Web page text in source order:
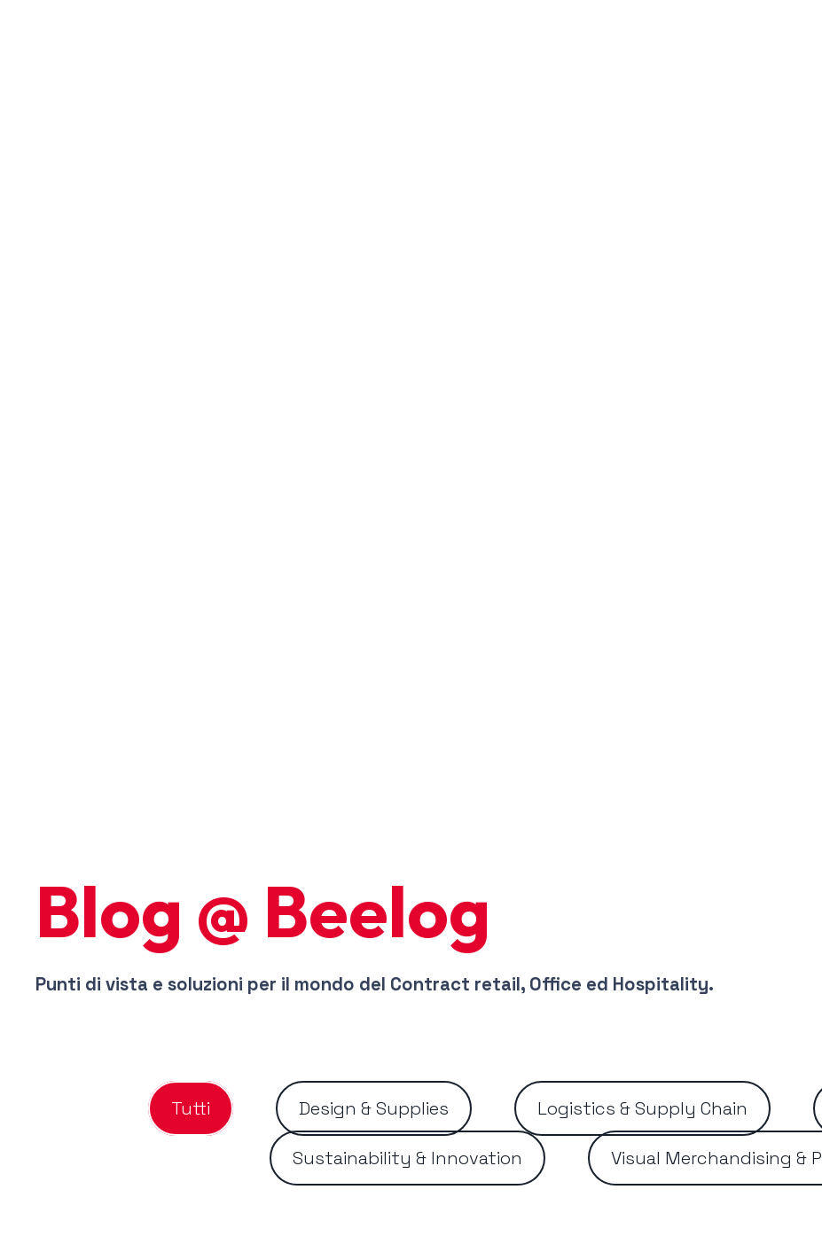
Blog @ Beelog
Punti di vista e soluzioni per il mondo del Contract retail, Office ed Hospitality.
Tutti Design & Supplies Logistics & Supply Chain
Sustainability & Innovation Visual Merchandising &